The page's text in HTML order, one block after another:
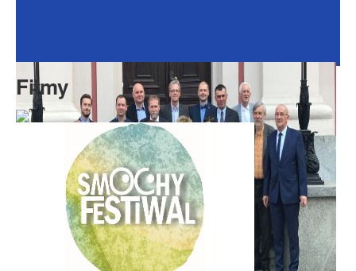
Rada Seniorów
Filmy